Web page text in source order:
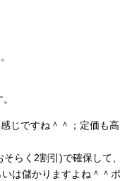
じですね＾＾；定価も高
らく2割引)で確保して、
は儲かりますよね＾＾ポ